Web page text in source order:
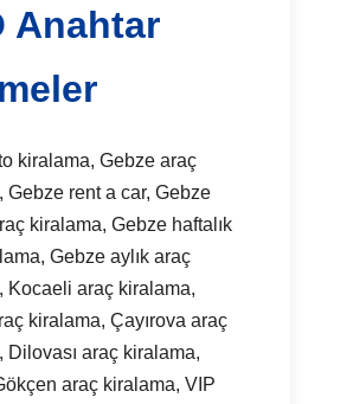
Anahtar
kiralama, Gebze araç
Gebze rent a car, Gebze
kiralama, Gebze haftalık
Gebze aylık araç
Kocaeli araç kiralama,
kiralama, Çayırova araç
Dilovası araç kiralama,
araç kiralama, VIP